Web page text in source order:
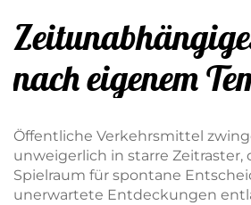
nach eigenem
Öffentliche Verkehrsmittel
unweigerlich in starre Zeitraster,
Spielraum für spontane
unerwartete Entdeckungen